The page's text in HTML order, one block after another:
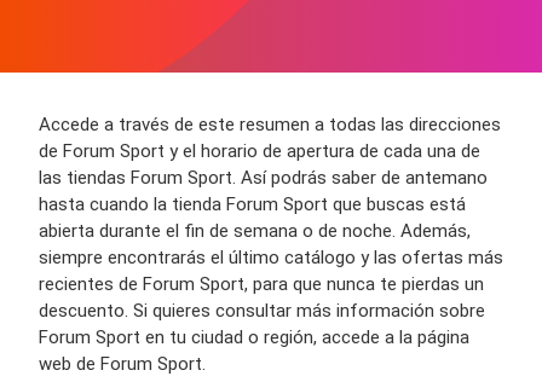
Accede a través de este resumen a todas las direcciones
de Forum Sport y el horario de apertura de cada una de
las tiendas Forum Sport. Así podrás saber de antemano
hasta cuando la tienda Forum Sport que buscas está
abierta durante el fin de semana o de noche. Además,
siempre encontrarás el último catálogo y las ofertas más
recientes de Forum Sport, para que nunca te pierdas un
descuento. Si quieres consultar más información sobre
Forum Sport en tu ciudad o región, accede a la página
web de Forum Sport.